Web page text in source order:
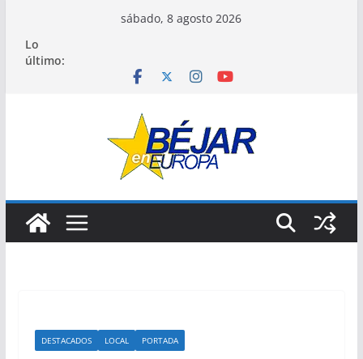
contenido
sábado, 8 agosto 2026
Lo
último:
DESTACADOS LOCAL PORTADA